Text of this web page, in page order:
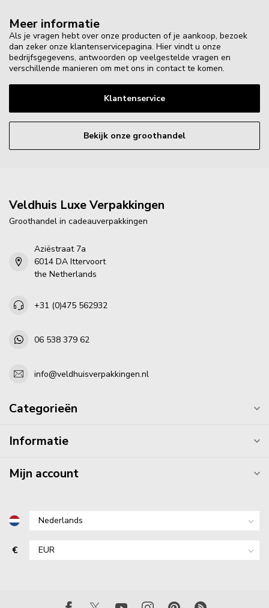
Meer informatie
Als je vragen hebt over onze producten of je aankoop, bezoek
dan zeker onze klantenservicepagina. Hier vindt u onze
bedrijfsgegevens, antwoorden op veelgestelde vragen en
verschillende manieren om met ons in contact te komen.
Klantenservice
Bekijk onze groothandel
Veldhuis Luxe Verpakkingen
Groothandel in cadeauverpakkingen
Aziëstraat 7a
6014 DA Ittervoort
the Netherlands
+31 (0)475 562932
06 538 379 62
info@veldhuisverpakkingen.nl
Categorieën
Informatie
Mijn account
€